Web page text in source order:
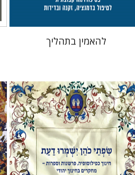
להאמין בתהליך
אלי הולצר אבינועם רוזנק